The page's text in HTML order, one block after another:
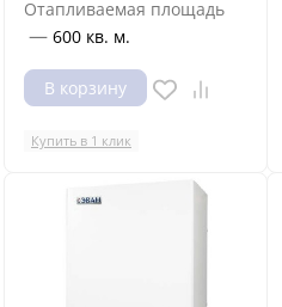
Отапливаемая площадь
— 600 кв. м.
В корзину
Купить в 1 клик